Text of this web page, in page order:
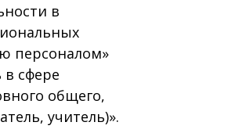
в
персоналом»
в сфере
общего,
учитель)».